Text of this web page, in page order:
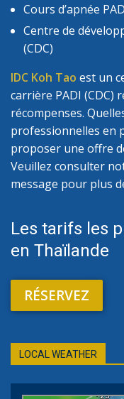
Cours d’apnée
Centre de
(CDC)
IDC Koh Tao est un
carrière PADI (CDC)
récompenses.
professionnelles en
proposer une offre
Veuillez consulter
message pour plus
Les tarifs les
en Thaïlande
RÉSERVEZ
LOCAL WEATHER